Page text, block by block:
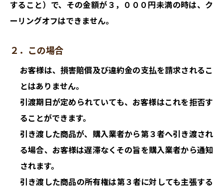
すること）で、その金額が３，０００円未満の時は、ク
ーリングオフはできません。
２．この場合
お客様は、損害賠償及び違約金の支払を請求されるこ
とはありません。
引渡期日が定められていても、お客様はこれを拒否す
ることができます。
引き渡した商品が、購入業者から第３者へ引き渡され
る場合、お客様は遅滞なくその旨を購入業者から通知
されます。
引き渡した商品の所有権は第３者に対しても主張する